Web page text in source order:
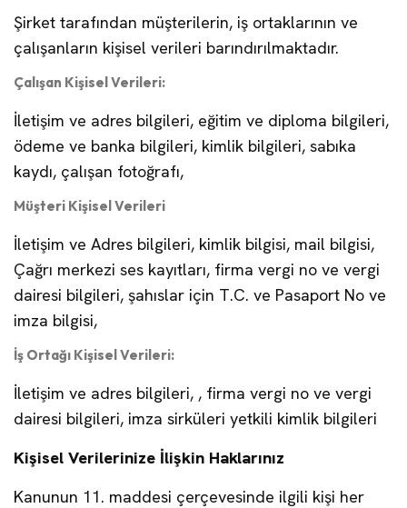
Şirket tarafından müşterilerin, iş ortaklarının ve
çalışanların kişisel verileri barındırılmaktadır.
Çalışan Kişisel Verileri:
İletişim ve adres bilgileri, eğitim ve diploma bilgileri,
ödeme ve banka bilgileri, kimlik bilgileri, sabıka
kaydı, çalışan fotoğrafı,
Müşteri Kişisel Verileri
İletişim ve Adres bilgileri, kimlik bilgisi, mail bilgisi,
Çağrı merkezi ses kayıtları, firma vergi no ve vergi
dairesi bilgileri, şahıslar için T.C. ve Pasaport No ve
imza bilgisi,
İş Ortağı Kişisel Verileri:
İletişim ve adres bilgileri, , firma vergi no ve vergi
dairesi bilgileri, imza sirküleri yetkili kimlik bilgileri
Kişisel Verilerinize İlişkin Haklarınız
Kanunun 11. maddesi çerçevesinde ilgili kişi her